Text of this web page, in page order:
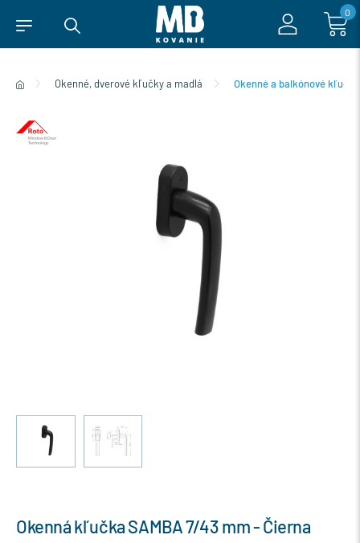
0
Okenné, dverové kľučky a madlá Okenné a balkónové kľučky
Okenná kľučka SAMBA 7/43 mm - Čierna